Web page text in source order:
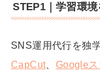
STEP1｜学習環
SNS運用代行を独
CapCut、 Google